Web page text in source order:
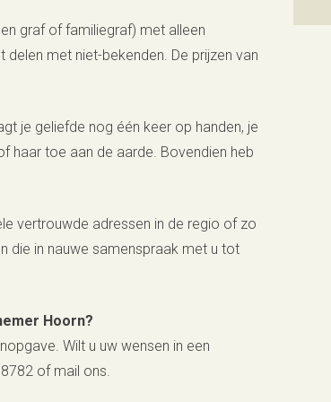
graf of familiegraf) met alleen
met niet-bekenden. De prijzen van
je geliefde nog één keer op handen, je
haar toe aan de aarde. Bovendien heb
vertrouwde adressen in de regio of zo
die in nauwe samenspraak met u tot
Hoorn?
Wilt u uw wensen in een
of mail ons.